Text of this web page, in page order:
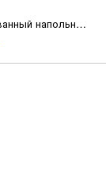
Комбинированный напольный бойлер ELDOM GREEN LINE 200 (S2) Л 1X3 KW FV20060S2